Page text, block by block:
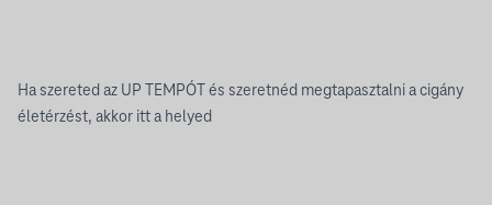
Ha szereted az UP TEMPÓT és szeretnéd megtapasztalni a cigány
életérzést, akkor itt a helyed